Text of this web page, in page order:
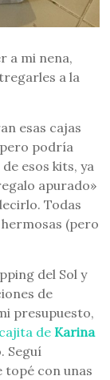
a mi nena,
a la
esas cajas
podría
esos kits, ya
apurado»
Todas
(pero
del Sol y
de
presupuesto,
cajita de Karina
Seguí
topé con unas